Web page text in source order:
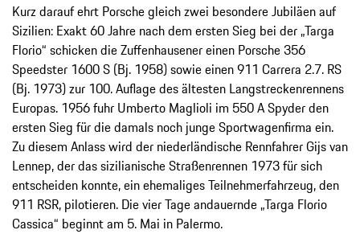
Kurz darauf ehrt Porsche gleich zwei besondere Jubiläen auf
Sizilien: Exakt 60 Jahre nach dem ersten Sieg bei der „Targa
Florio“ schicken die Zuffenhausener einen Porsche 356
Speedster 1600 S (Bj. 1958) sowie einen 911 Carrera 2.7. RS
(Bj. 1973) zur 100. Auflage des ältesten Langstreckenrennens
Europas. 1956 fuhr Umberto Maglioli im 550 A Spyder den
ersten Sieg für die damals noch junge Sportwagenfirma ein.
Zu diesem Anlass wird der niederländische Rennfahrer Gijs van
Lennep, der das sizilianische Straßenrennen 1973 für sich
entscheiden konnte, ein ehemaliges Teilnehmerfahrzeug, den
911 RSR, pilotieren. Die vier Tage andauernde „Targa Florio
Cassica“ beginnt am 5. Mai in Palermo.